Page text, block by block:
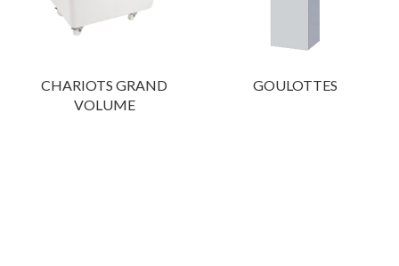
CHARIOTS GRAND
VOLUME
GOULOTTES